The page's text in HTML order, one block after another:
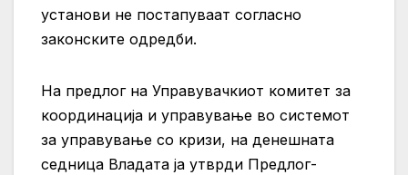
установи не постапуваат согласно
законските одредби.
На предлог на Управувачкиот комитет за
координација и управување во системот
за управување со кризи, на денешната
седница Владата ја утврди Предлог-